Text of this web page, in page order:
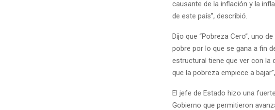
causante de la inflación y la
de este país”, describió.
Dijo que “Pobreza Cero”, uno
pobre por lo que se gana a fin
estructural tiene que ver con la
que la pobreza empiece a
El jefe de Estado hizo una
Gobierno que permitieron